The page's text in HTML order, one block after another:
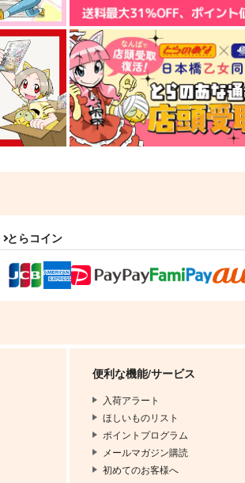
とらコイン
便利な機能/サービス
入荷アラート
ほしいものリスト
ポイントプログラム
メールマガジン購読
初めてのお客様へ